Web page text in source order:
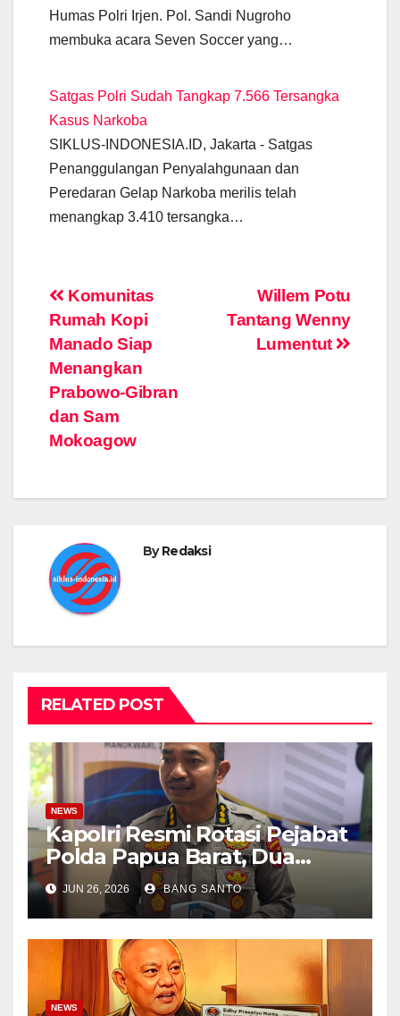
Humas Polri Irjen. Pol. Sandi Nugroho
membuka acara Seven Soccer yang…
Satgas Polri Sudah Tangkap 7.566 Tersangka
Kasus Narkoba
SIKLUS-INDONESIA.ID, Jakarta - Satgas
Penanggulangan Penyalahgunaan dan
Peredaran Gelap Narkoba merilis telah
menangkap 3.410 tersangka…
Post
navigation
Willem Potu
Tantang Wenny
Lumentut
Komunitas
Rumah Kopi
Manado Siap
Menangkan
Prabowo-Gibran
dan Sam
Mokoagow
ByRedaksi
RELATED POST
NEWS
Kapolri Resmi Rotasi Pejabat
Polda Papua Barat, Dua
Kapolres Dapat Penugasan
Baru
JUN 26, 2026 BANG SANTO
NEWS